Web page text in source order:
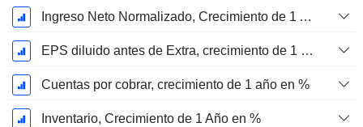
Ingreso Neto Normalizado, Crecimiento de 1 Año en %
EPS diluido antes de Extra, crecimiento de 1 año %
Cuentas por cobrar, crecimiento de 1 año en %
Inventario, Crecimiento de 1 Año en %